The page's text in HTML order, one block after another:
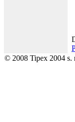
© 2008 Tipex 2004 s.